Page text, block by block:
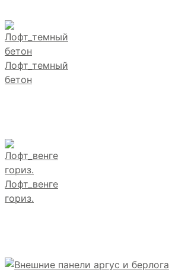
Лофт_темный
бетон
Лофт_венге
гориз.